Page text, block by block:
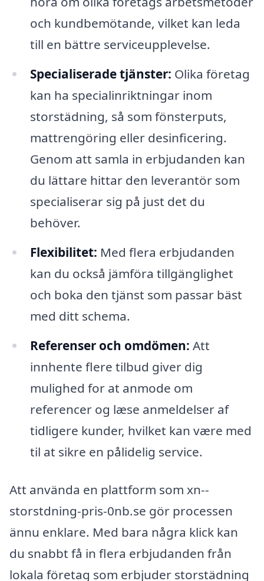
och kundbemötande, vilket kan leda
till en bättre serviceupplevelse.
Specialiserade tjänster: Olika företag
kan ha specialinriktningar inom
storstädning, så som fönsterputs,
mattrengöring eller desinficering.
Genom att samla in erbjudanden kan
du lättare hittar den leverantör som
specialiserar sig på just det du
behöver.
Flexibilitet: Med flera erbjudanden
kan du också jämföra tillgänglighet
och boka den tjänst som passar bäst
med ditt schema.
Referenser och omdömen: Att
innhente flere tilbud giver dig
mulighed for at anmode om
referencer og læse anmeldelser af
tidligere kunder, hvilket kan være med
til at sikre en pålidelig service.
Att använda en plattform som xn--
storstdning-pris-0nb.se gör processen
ännu enklare. Med bara några klick kan
du snabbt få in flera erbjudanden från
lokala företag som erbjuder storstädning